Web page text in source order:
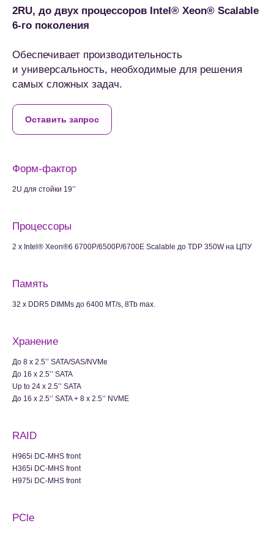
2RU, до двух процессоров Intel® Xeon® Scalable
6-го поколения
Обеспечивает производительность
и универсальность, необходимые для решения
самых сложных задач.
Оставить запрос
Форм-фактор
2U для стойки 19’’
Процессоры
2 x Intel® Xeon®6 6700P/6500P/6700E Scalable до TDP 350W на ЦПУ
Память
32 x DDR5 DIMMs до 6400 MT/s, 8Tb max.
Хранение
До 8 x 2.5’’ SATA/SAS/NVMe
До 16 x 2.5’’ SATA
Up to 24 x 2.5’’ SATA
До 16 x 2.5‘’ SATA + 8 x 2.5’’ NVME
RAID
H965i DC-MHS front
H365i DC-MHS front
H975i DC-MHS front
PCle